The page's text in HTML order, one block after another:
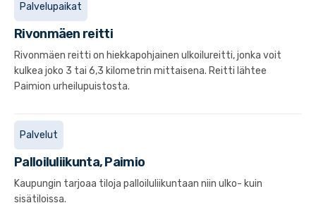
Palvelupaikat
Rivonmäen reitti
Rivonmäen reitti on hiekkapohjainen ulkoilureitti, jonka voit
kulkea joko 3 tai 6,3 kilometrin mittaisena. Reitti lähtee
Paimion urheilupuistosta.
Palvelut
Palloiluliikunta, Paimio
Kaupungin tarjoaa tiloja palloiluliikuntaan niin ulko- kuin
sisätiloissa.